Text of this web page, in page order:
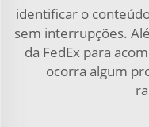
identificar o
sem interrupções.
da FedEx para
ocorra algum